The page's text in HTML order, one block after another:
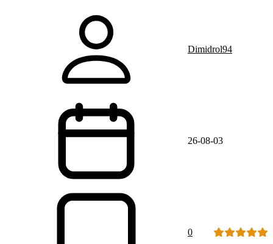
Dimidrol94
26-08-03
0